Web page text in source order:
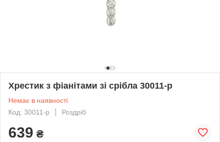
Хрестик з фіанітами зі срібла 30011-р
Немає в наявності
Код: 30011-р
Роздріб
639 ₴